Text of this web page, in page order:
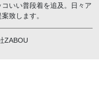
いい普段着を追及。日々ア
致します。
ZABOU